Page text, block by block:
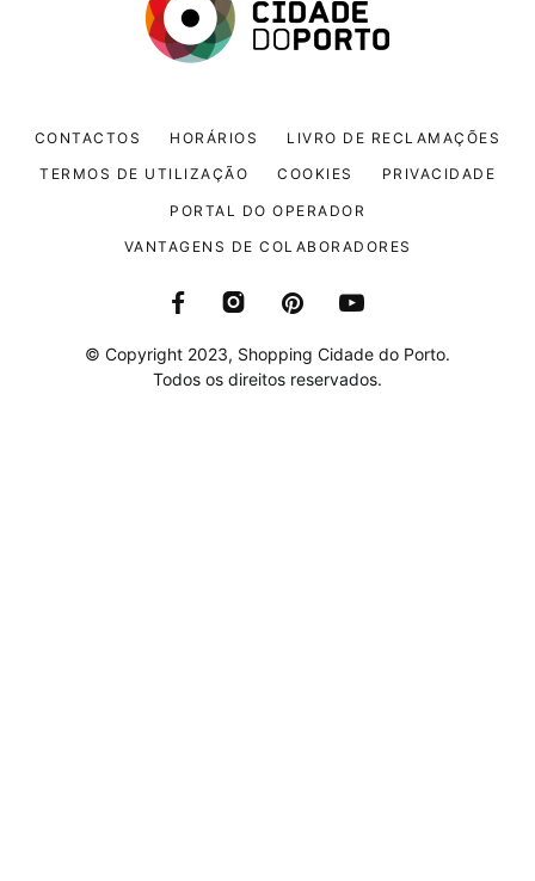
© Copyright 2023, Shopping Cidade do Porto.
Todos os direitos reservados.
CONTACTOS HORÁRIOS LIVRO DE RECLAMAÇÕES
TERMOS DE UTILIZAÇÃO COOKIES PRIVACIDADE
PORTAL DO OPERADOR
VANTAGENS DE COLABORADORES